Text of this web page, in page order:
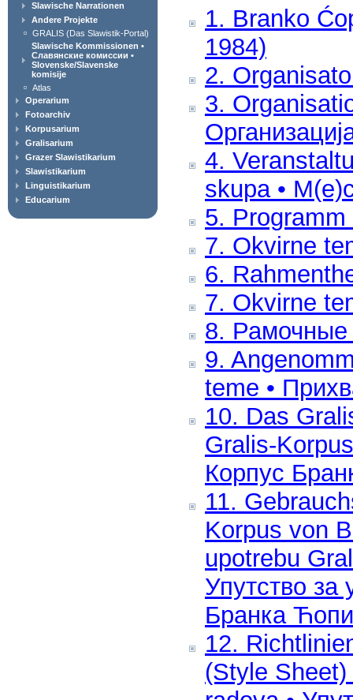
Slawische Narrationen
Andere Projekte
GRALIS (Das Slawistik-Portal)
Slawische Kommissionen •
Славянские комиссии •
Slovenske/Slavenske
komisije
Atlas
Operarium
Fotoarchiv
Korpusarium
Gralisarium
Grazer Slawistikarium
Slawistikarium
Linguistikarium
Educarium
1. Branko
1984)
2.
3.
4.
skupa •
5. Programm
7. Okvirne
6.
7. Okvirne
8.
9.
teme •
10. Das
Gralis-
Корпус
11.
Korpus von
upotrebu
Упутство за
Бранка
12.
(Style